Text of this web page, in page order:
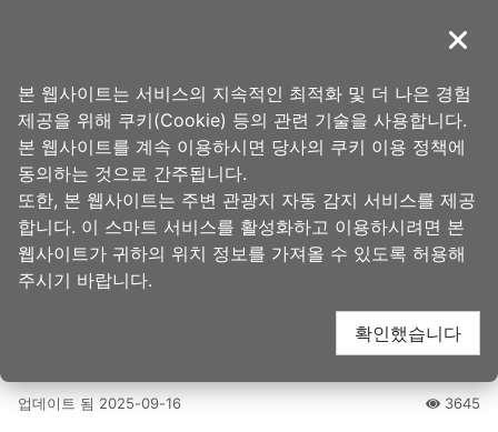
導覽
중타이 환경자원교육센
터 (中台環境資源教育
中心)
업데이트 됨 2025-09-16
人氣
3645
닫기
본 웹사이트는 서비스의 지속적인 최적화 및 더 나은 경험
제공을 위해 쿠키(Cookie) 등의 관련 기술을 사용합니다.
본 웹사이트를 계속 이용하시면 당사의 쿠키 이용 정책에
동의하는 것으로 간주됩니다.
또한, 본 웹사이트는 주변 관광지 자동 감지 서비스를 제공
합니다. 이 스마트 서비스를 활성화하고 이용하시려면 본
웹사이트가 귀하의 위치 정보를 가져올 수 있도록 허용해
주시기 바랍니다.
확인했습니다